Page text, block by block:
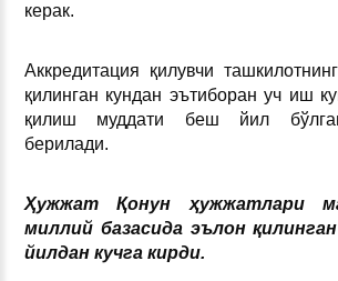
керак.
Аккредитация қилувчи
қилинган кундан эътиборан уч иш
қилиш муддати беш йил
берилади.
Ҳужжат Қонун ҳужжатлари
миллий базасида эълон
йилдан кучга кирди.